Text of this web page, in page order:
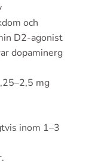
och
D2-agonist
dopaminerg
mg
inom 1–3